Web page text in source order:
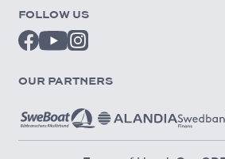
FOLLOW US
OUR PARTNERS